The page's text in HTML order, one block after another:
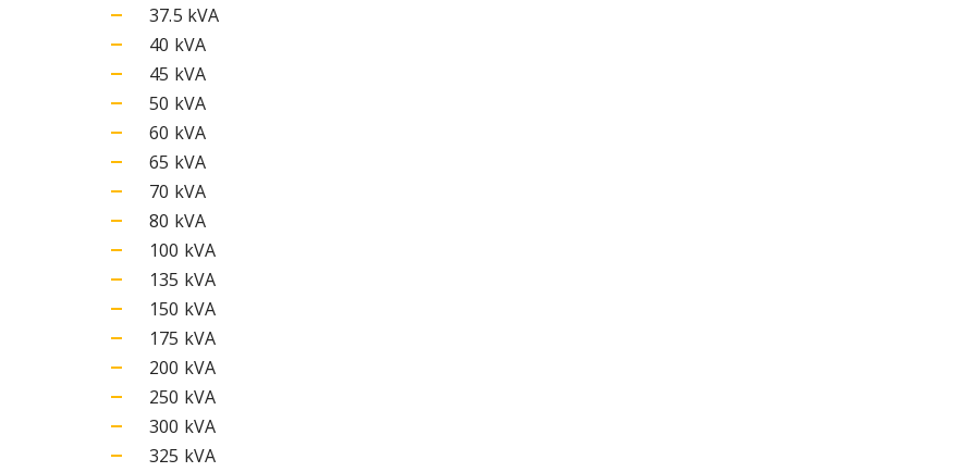
37.5 kVA
40 kVA
45 kVA
50 kVA
60 kVA
65 kVA
70 kVA
80 kVA
100 kVA
135 kVA
150 kVA
175 kVA
200 kVA
250 kVA
300 kVA
325 kVA